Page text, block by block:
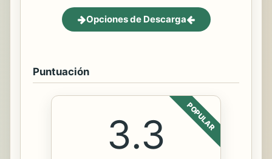
Opciones de Descarga
Puntuación
POPULAR
3.3